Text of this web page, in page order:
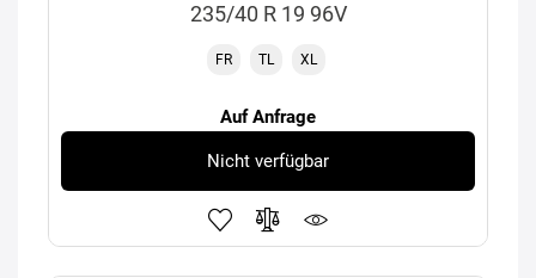
235/40 R 19 96V
FR TL XL
Auf Anfrage
Nicht verfügbar